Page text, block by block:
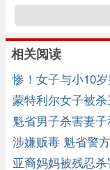
相关阅读
惨！女子与小10
蒙特利尔女子被
魁省男子杀害妻
涉嫌贩毒 魁省警
亚裔妈妈被残忍